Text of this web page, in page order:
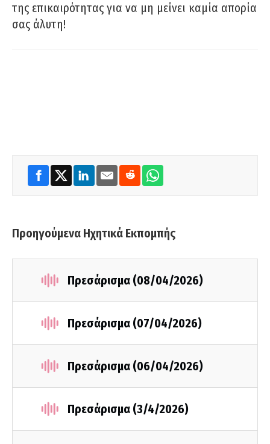
της επικαιρότητας για να μη μείνει καμία απορία
σας άλυτη!
Προηγούμενα Ηχητικά Εκπομπής
Πρεσάρισμα (08/04/2026)
Πρεσάρισμα (07/04/2026)
Πρεσάρισμα (06/04/2026)
Πρεσάρισμα (3/4/2026)